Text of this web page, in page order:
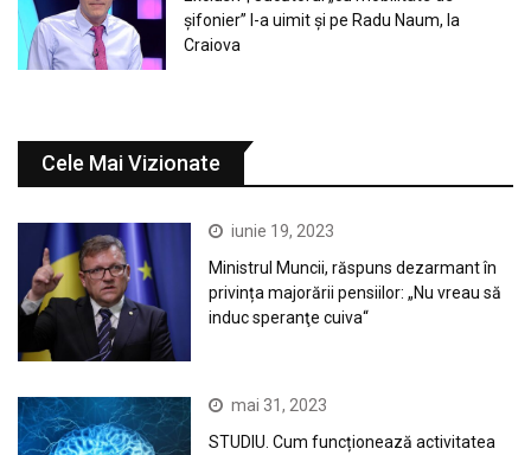
șifonier” l-a uimit și pe Radu Naum, la
Craiova
Cele Mai Vizionate
iunie 19, 2023
Ministrul Muncii, răspuns dezarmant în
privința majorării pensiilor: „Nu vreau să
induc speranţe cuiva“
mai 31, 2023
STUDIU. Cum funcționează activitatea